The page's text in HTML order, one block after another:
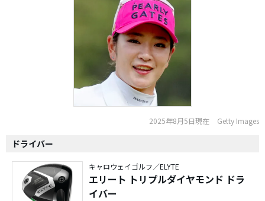
2025年8月5日現在 Getty Images
ドライバー
キャロウェイゴルフ／ELYTE
エリート トリプルダイヤモンド ドラ
イバー